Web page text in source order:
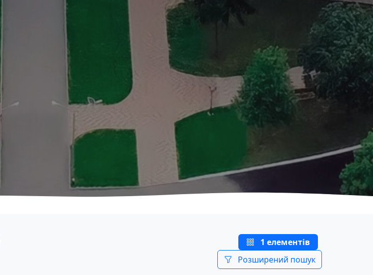
1 елементів
Розширений пошук